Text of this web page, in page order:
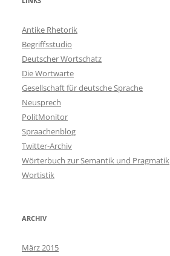
Antike Rhetorik
Begriffsstudio
Deutscher Wortschatz
Die Wortwarte
Gesellschaft für deutsche Sprache
Neusprech
PolitMonitor
Spraachenblog
Twitter-Archiv
Wörterbuch zur Semantik und Pragmatik
Wortistik
ARCHIV
März 2015